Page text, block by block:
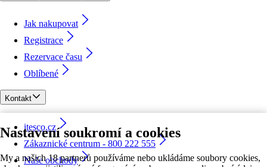
Nastavení soukromí a cookies
My a našich 18 partnerů používáme nebo ukládáme soubory cookies,
Jak nakupovat
Registrace
Rezervace času
Oblíbené
Kontakt
itesco.cz
Zákaznické centrum - 800 222 555
Naše obchody